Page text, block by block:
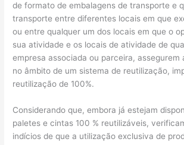
de formato de embalagens de transporte e
transporte entre diferentes locais em que
ou entre qualquer um dos locais em que o
sua atividade e os locais de atividade de
empresa associada ou parceira, assegurem
no âmbito de um sistema de reutilização,
reutilização de 100%.
Considerando que, embora já estejam
paletes e cintas 100 % reutilizáveis,
indícios de que a utilização exclusiva de